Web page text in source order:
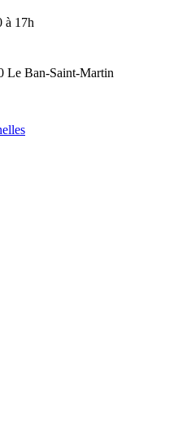
à 17h
Le Ban-Saint-Martin